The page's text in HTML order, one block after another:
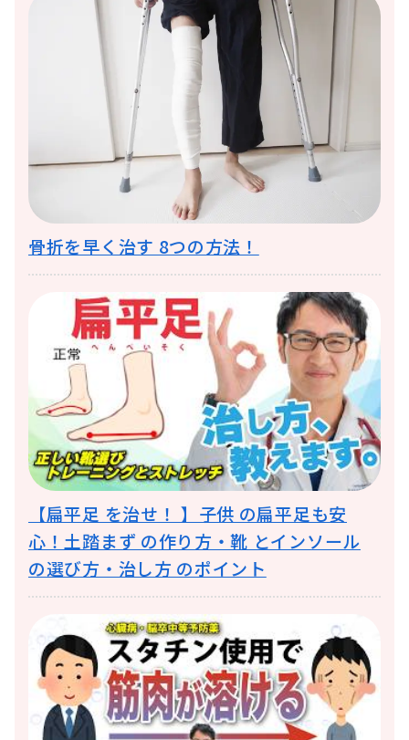
骨折を早く治す 8つの方法！
【扁平足 を治せ！ 】子供 の扁平足も安
心！土踏まず の作り方・靴 とインソール
の選び方・治し方 のポイント